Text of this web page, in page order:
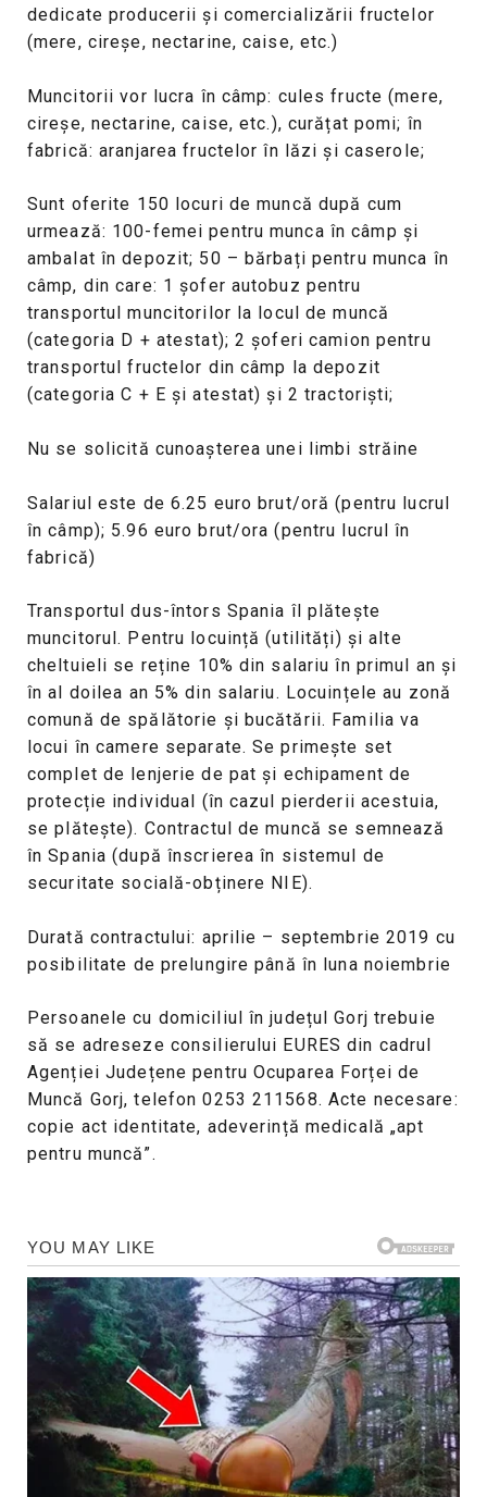
dedicate producerii și comercializării fructelor
(mere, cireșe, nectarine, caise, etc.)
Muncitorii vor lucra în câmp: cules fructe (mere,
cireșe, nectarine, caise, etc.), curățat pomi; în
fabrică: aranjarea fructelor în lăzi și caserole;
Sunt oferite 150 locuri de muncă după cum
urmează: 100-femei pentru munca în câmp și
ambalat în depozit; 50 – bărbați pentru munca în
câmp, din care: 1 șofer autobuz pentru
transportul muncitorilor la locul de muncă
(categoria D + atestat); 2 șoferi camion pentru
transportul fructelor din câmp la depozit
(categoria C + E și atestat) și 2 tractoriști;
Nu se solicită cunoașterea unei limbi străine
Salariul este de 6.25 euro brut/oră (pentru lucrul
în câmp); 5.96 euro brut/ora (pentru lucrul în
fabrică)
Transportul dus-întors Spania îl plătește
muncitorul. Pentru locuință (utilități) și alte
cheltuieli se reține 10% din salariu în primul an și
în al doilea an 5% din salariu. Locuințele au zonă
comună de spălătorie și bucătării. Familia va
locui în camere separate. Se primește set
complet de lenjerie de pat și echipament de
protecție individual (în cazul pierderii acestuia,
se plătește). Contractul de muncă se semnează
în Spania (după înscrierea în sistemul de
securitate socială-obținere NIE).
Durată contractului: aprilie – septembrie 2019 cu
posibilitate de prelungire până în luna noiembrie
Persoanele cu domiciliul în județul Gorj trebuie
să se adreseze consilierului EURES din cadrul
Agenției Județene pentru Ocuparea Forței de
Muncă Gorj, telefon 0253 211568. Acte necesare:
copie act identitate, adeverință medicală „apt
pentru muncă”.